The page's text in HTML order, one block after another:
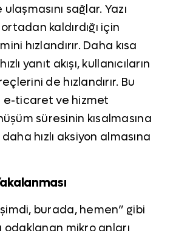
sağlar. Yazı
kaldırdığı için
hızlandırır. Daha kısa
yanıt akışı, kullanıcıların
de hızlandırır. Bu
e-ticaret ve hizmet
süresinin kısalmasına
daha hızlı aksiyon almasına
burada, hemen” gibi